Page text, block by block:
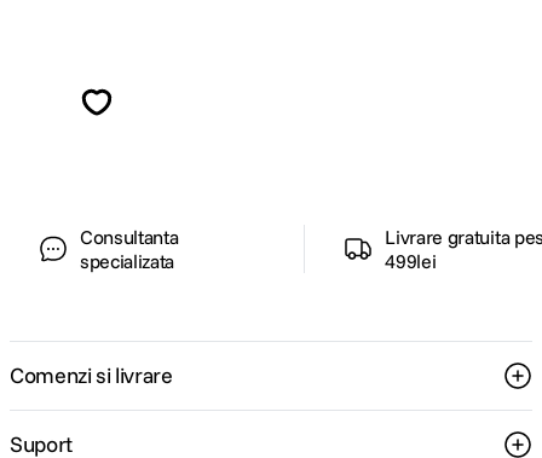
Consultanta
specializata
Livrare gratuita
499lei
Comenzi si livrare
Suport